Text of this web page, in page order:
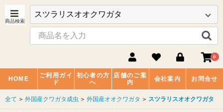
0
HOME
ご利用ガイ
ド
初心者の方
へ
店舗のご案
内
会社案内 お問合せ
全て ＞ 外国産クワガタ成虫 ＞ 外国産オオクワガタ ＞ スツラリスオオクワガタ